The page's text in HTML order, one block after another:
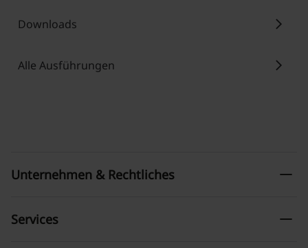
Downloads chevron_right
Alle Ausführungen chevron_right
Unternehmen & Rechtliches remove
Services remove